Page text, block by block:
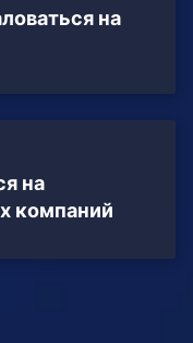
на
на
компаний